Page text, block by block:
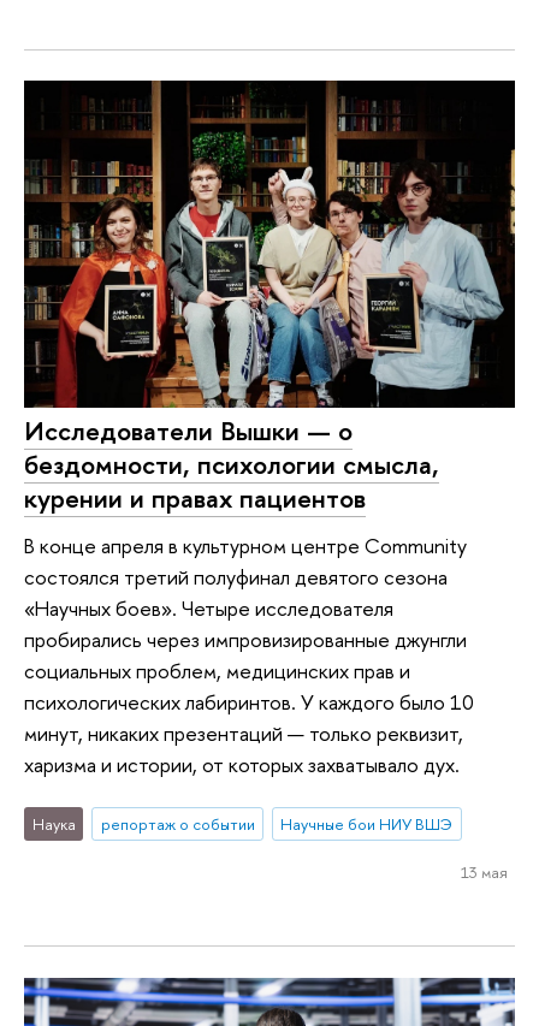
Исследователи Вышки — о
бездомности, психологии смысла,
курении и правах пациентов
В конце апреля в культурном центре Community
состоялся третий полуфинал девятого сезона
«Научных боев». Четыре исследователя
пробирались через импровизированные джунгли
социальных проблем, медицинских прав и
психологических лабиринтов. У каждого было 10
минут, никаких презентаций — только реквизит,
харизма и истории, от которых захватывало дух.
Наука репортаж о событии Научные бои НИУ ВШЭ
13 мая